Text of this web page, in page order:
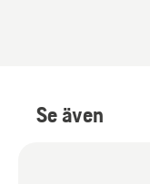
Se även